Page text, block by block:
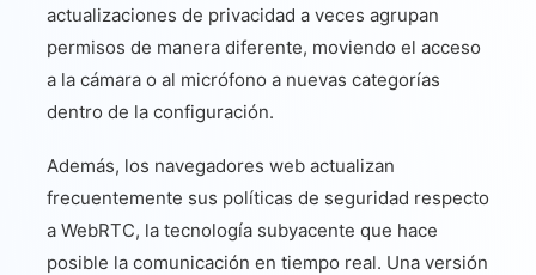
actualizaciones de privacidad a veces agrupan
permisos de manera diferente, moviendo el acceso
a la cámara o al micrófono a nuevas categorías
dentro de la configuración.
Además, los navegadores web actualizan
frecuentemente sus políticas de seguridad respecto
a WebRTC, la tecnología subyacente que hace
posible la comunicación en tiempo real. Una versión